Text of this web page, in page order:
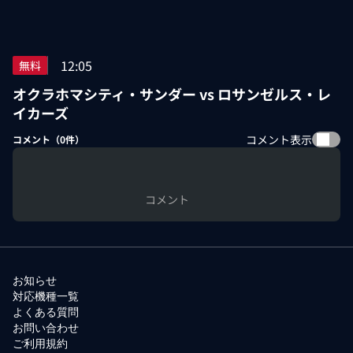
無料 12:05
オクラホマシティ・サンダー vs ロサンゼルス・レ
イカーズ
コメント（0件） コメント表示
コメント
お知らせ
対応機種一覧
よくある質問
お問い合わせ
ご利用規約